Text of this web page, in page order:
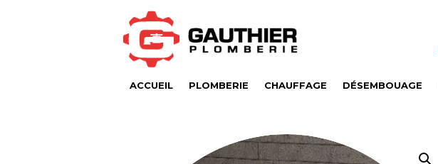
ACCUEIL PLOMBERIE CHAUFFAGE DÉSEMBOUAGE